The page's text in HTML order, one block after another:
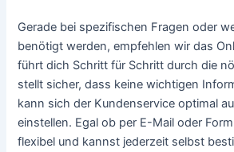
Gerade bei spezifischen Fragen oder
benötigt werden, empfehlen wir das
führt dich Schritt für Schritt durch die
stellt sicher, dass keine wichtigen
kann sich der Kundenservice optimal
einstellen. Egal ob per E-Mail oder
flexibel und kannst jederzeit selbst